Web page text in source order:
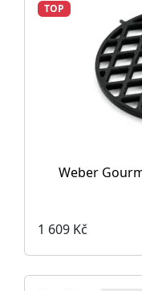
TOP
Weber
1 609 Kč